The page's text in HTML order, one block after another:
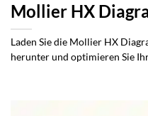
Mollier HX
Laden Sie die Mollier HX
herunter und optimieren Sie